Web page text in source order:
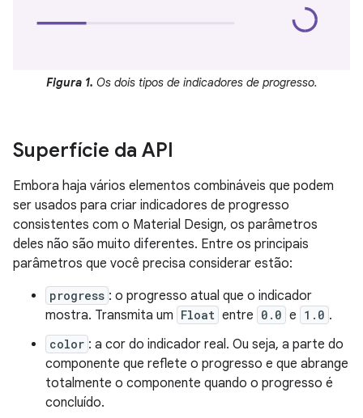
Figura 1. Os dois tipos de indicadores de progresso.
Superfície da API
Embora haja vários elementos combináveis que podem
ser usados para criar indicadores de progresso
consistentes com o Material Design, os parâmetros
deles não são muito diferentes. Entre os principais
parâmetros que você precisa considerar estão:
progress : o progresso atual que o indicador
mostra. Transmita um Float entre 0.0 e 1.0 .
color : a cor do indicador real. Ou seja, a parte do
componente que reflete o progresso e que abrange
totalmente o componente quando o progresso é
concluído.